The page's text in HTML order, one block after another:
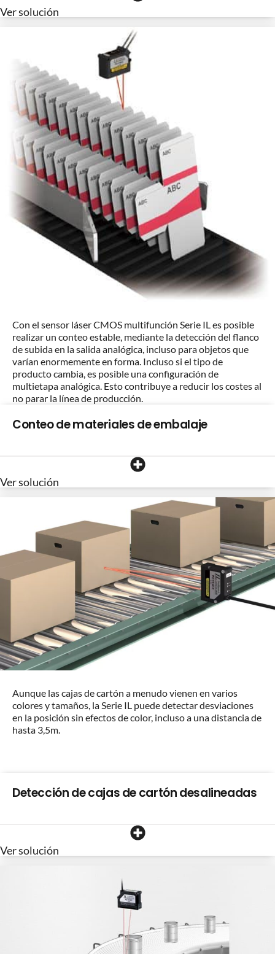
Ver solución
Con el sensor láser CMOS multifunción Serie IL es posible
realizar un conteo estable, mediante la detección del flanco
de subida en la salida analógica, incluso para objetos que
varían enormemente en forma. Incluso si el tipo de
producto cambia, es posible una configuración de
multietapa analógica. Esto contribuye a reducir los costes al
no parar la línea de producción.
Conteo de materiales de embalaje
Ver solución
Aunque las cajas de cartón a menudo vienen en varios
colores y tamaños, la Serie IL puede detectar desviaciones
en la posición sin efectos de color, incluso a una distancia de
hasta 3,5m.
Detección de cajas de cartón desalineadas
Ver solución